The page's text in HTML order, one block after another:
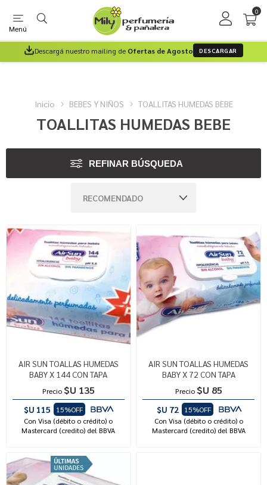
Menú
0
Descargá nuestro mailing de Ofertas de Agosto DESCARGAR
Inicio BEBES Y NIÑOS TOALLITAS HUMEDAS BEBE
TOALLITAS HUMEDAS BEBE
REFINAR BÚSQUEDA
AIR SUN TOALLAS HUMEDAS
BABY X 144 CON TAPA
Precio $U 135
$U 115
15%OFF
Con Visa (débito o crédito) o
Mastercard (credito) del BBVA
AIR SUN TOALLAS HUMEDAS
BABY X 72 CON TAPA
Precio $U 85
$U 72
15%OFF
Con Visa (débito o crédito) o
Mastercard (credito) del BBVA